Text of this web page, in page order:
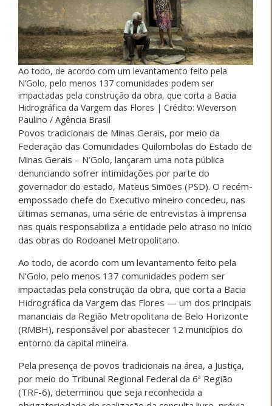
Ao todo, de acordo com um levantamento feito pela
N’Golo, pelo menos 137 comunidades podem ser
impactadas pela construção da obra, que corta a Bacia
Hidrográfica da Vargem das Flores | Crédito: Weverson
Paulino / Agência Brasil
Povos tradicionais de Minas Gerais, por meio da
Federação das Comunidades Quilombolas do Estado de
Minas Gerais – N’Golo, lançaram uma nota pública
denunciando sofrer intimidações por parte do
governador do estado, Mateus Simões (PSD). O recém-
empossado chefe do Executivo mineiro concedeu, nas
últimas semanas, uma série de entrevistas à imprensa
nas quais responsabiliza a entidade pelo atraso no início
das obras do Rodoanel Metropolitano.
Ao todo, de acordo com um levantamento feito pela
N’Golo, pelo menos 137 comunidades podem ser
impactadas pela construção da obra, que corta a Bacia
Hidrográfica da Vargem das Flores — um dos principais
mananciais da Região Metropolitana de Belo Horizonte
(RMBH), responsável por abastecer 12 municípios do
entorno da capital mineira.
Pela presença de povos tradicionais na área, a Justiça,
por meio do Tribunal Regional Federal da 6ª Região
(TRF-6), determinou que seja reconhecida a